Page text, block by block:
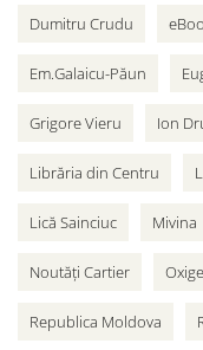
Dumitru Crudu
Em.Galaicu-Păun
Grigore Vieru Ion
Librăria din Centru
Lică Sainciuc Mivina
Noutăți Cartier
Republica Moldova